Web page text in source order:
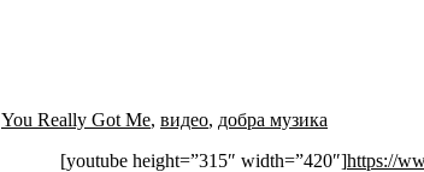
You Really Got Me, видео, добра музика
[youtube height=”315″ width=”420″]https://